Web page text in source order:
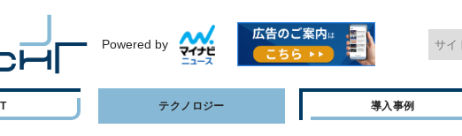
Powered by
テクノロジー 導入事例